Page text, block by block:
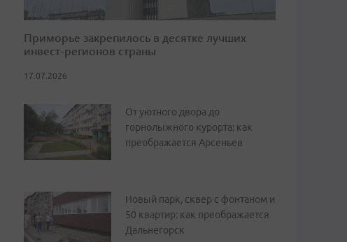
Приморье закрепилось в десятке лучших
инвест-регионов страны
17.07.2026
От уютного двора до
горнолыжного курорта: как
преображается Арсеньев
Новый парк, сквер с фонтаном и
50 квартир: как преображается
Дальнегорск